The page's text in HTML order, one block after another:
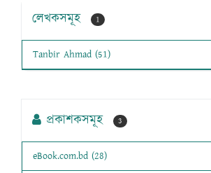
লেখকসমূহ 1
Tanbir Ahmad (51)
প্রকাশকসমূহ 3
eBook.com.bd (28)